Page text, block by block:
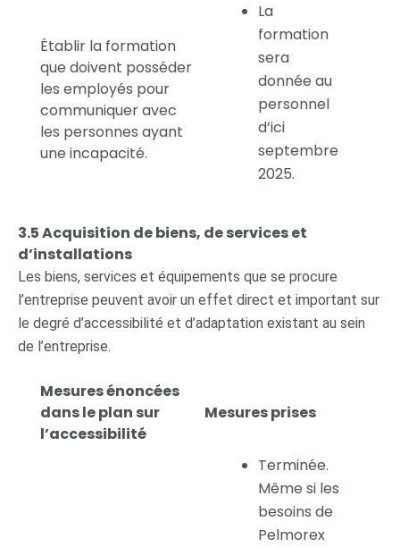
Établir la formation
que doivent posséder
les employés pour
communiquer avec
les personnes ayant
une incapacité.
La
formation
sera
donnée au
personnel
d’ici
septembre
2025.
3.5 Acquisition de biens, de services et
d’installations
Les biens, services et équipements que se procure
l’entreprise peuvent avoir un effet direct et important sur
le degré d’accessibilité et d’adaptation existant au sein
de l’entreprise.
Mesures énoncées
dans le plan sur
l’accessibilité
Mesures prises
Terminée.
Même si les
besoins de
Pelmorex